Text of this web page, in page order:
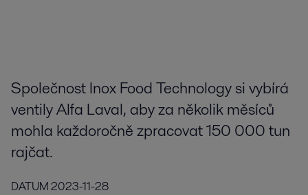
Společnost Inox Food Technology si vybírá
ventily Alfa Laval, aby za několik měsíců
mohla každoročně zpracovat 150 000 tun
rajčat.
DATUM2023-11-28